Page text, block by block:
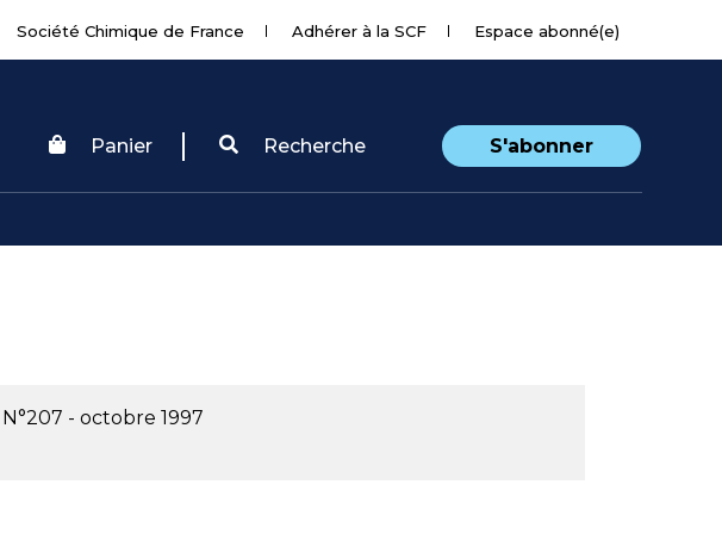
Société Chimique de France Adhérer à la SCF Espace abonné(e)
Panier Recherche S'abonner
N°207 - octobre 1997